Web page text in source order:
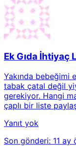
Ek Gıda İhtiyaç
Yakında bebeğimi
tabak çatal değil
gerekiyor. Hangi
çaplı bir liste
Yanıt yok
Son gönderi: 11 ay